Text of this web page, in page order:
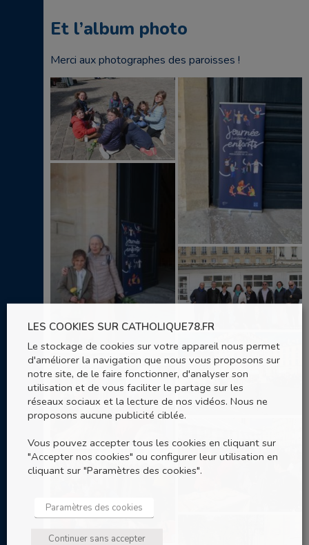
Et l’album photo
Merci aux photographes des paroisses !
LES COOKIES SUR CATHOLIQUE78.FR
Le stockage de cookies sur votre appareil nous permet
d'améliorer la navigation que nous vous proposons sur
notre site, de le faire fonctionner, d'analyser son
utilisation et de vous faciliter le partage sur les
réseaux sociaux et la lecture de nos vidéos. Nous ne
proposons aucune publicité ciblée.
Vous pouvez accepter tous les cookies en cliquant sur
"Accepter nos cookies" ou configurer leur utilisation en
cliquant sur "Paramètres des cookies".
Paramètres des cookies
Continuer sans accepter